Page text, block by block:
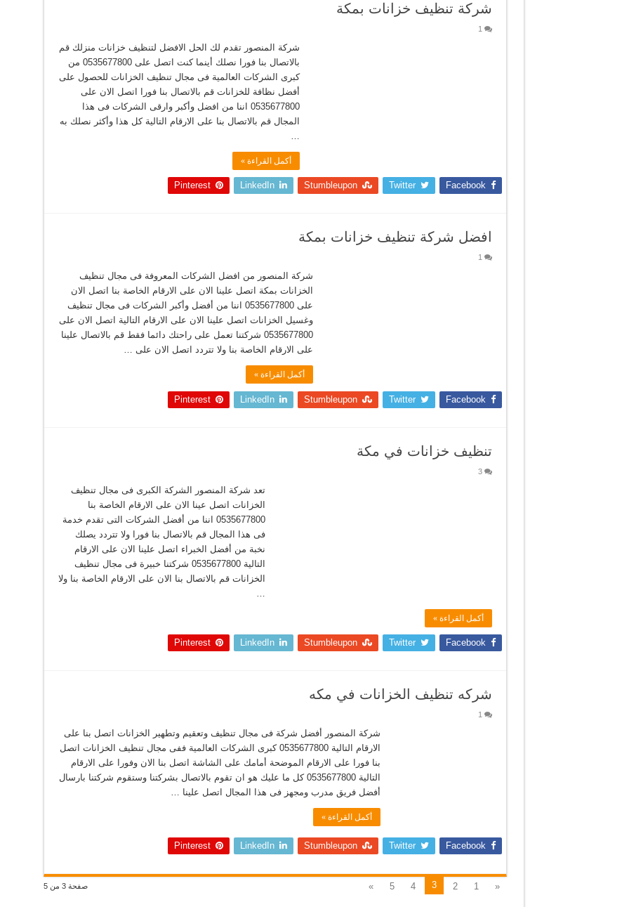
شركة تنظيف خزانات بمكة
1
شركة المنصور تقدم لك الحل الافضل لتنظيف خزانات منزلك قم
بالاتصال بنا فورا نصلك أينما كنت اتصل على 0535677800 من
كبرى الشركات العالمية فى مجال تنظيف الخزانات للحصول على
أفضل نظافة للخزانات قم بالاتصال بنا فورا اتصل الان على
0535677800 اننا من افضل وأكبر وارقى الشركات فى هذا
المجال قم بالاتصال بنا على الارقام التالية كل هذا وأكثر نصلك به
…
أكمل القراءة »
Facebook
Twitter
Stumbleupon
LinkedIn
Pinterest
افضل شركة تنظيف خزانات بمكة
1
شركة المنصور من افضل الشركات المعروفة فى مجال تنظيف
الخزانات بمكة اتصل علينا الان على الارقام الخاصة بنا اتصل الان
على 0535677800 اننا من أفضل وأكبر الشركات فى مجال تنظيف
وغسيل الخزانات اتصل علينا الان على الارقام التالية اتصل الان على
0535677800 شركتنا تعمل على راحتك دائما فقط قم بالاتصال علينا
على الارقام الخاصة بنا ولا تتردد اتصل الان على …
أكمل القراءة »
Facebook
Twitter
Stumbleupon
LinkedIn
Pinterest
تنظيف خزانات في مكة
3
تعد شركة المنصور الشركة الكبرى فى مجال تنظيف
الخزانات اتصل عينا الان على الارقام الخاصة بنا
0535677800 اننا من أفضل الشركات التى تقدم خدمة
فى هذا المجال قم بالاتصال بنا فورا ولا تتردد يصلك
نخبة من أفضل الخبراء اتصل علينا الان على الارقام
التالية 0535677800 شركتنا خبيرة فى مجال تنظيف
الخزانات قم بالاتصال بنا الان على الارقام الخاصة بنا ولا
…
أكمل القراءة »
Facebook
Twitter
Stumbleupon
LinkedIn
Pinterest
شركه تنظيف الخزانات في مكه
1
شركة المنصور أفضل شركة فى مجال تنظيف وتعقيم وتطهير الخزانات اتصل بنا على
الارقام التالية 0535677800 كبرى الشركات العالمية ففى مجال تنظيف الخزانات اتصل
بنا فورا على الارقام الموضحة أمامك على الشاشة اتصل بنا الان وفورا على الارقام
التالية 0535677800 كل ما عليك هو ان تقوم بالاتصال بشركتنا وستقوم شركتنا بارسال
أفضل فريق مدرب ومجهز فى هذا المجال اتصل علينا …
أكمل القراءة »
Facebook
Twitter
Stumbleupon
LinkedIn
Pinterest
صفحة 3 من 5 «
1
2
3
4
5
»